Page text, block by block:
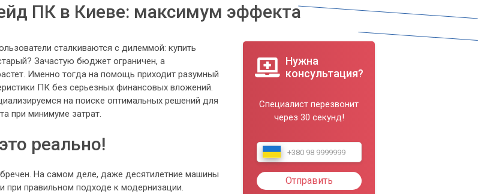
ПК в Киеве: максимум эффекта
сталкиваются с дилеммой: купить
Зачастую бюджет ограничен, а
Именно тогда на помощь приходит разумный
ПК без серьезных финансовых вложений.
на поиске оптимальных решений для
при минимуме затрат.
реально!
На самом деле, даже десятилетние машины
при правильном подходе к модернизации.
Нужна
консультация?
Специалист перезвонит
через 30 секунд!
Отправить